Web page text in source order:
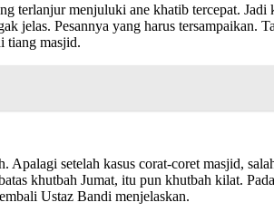
terlanjur menjuluki ane khatib tercepat.
jelas. Pesannya yang harus
tiang masjid.
Apalagi setelah kasus corat-coret masjid,
khutbah Jumat, itu pun khutbah kilat.
Ustaz Bandi menjelaskan.